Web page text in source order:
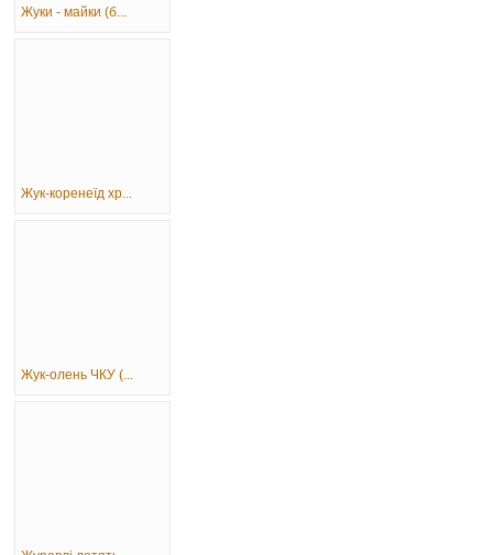
Жуки - майки (б...
Жук-коренеїд хр...
Жук-олень ЧКУ (...